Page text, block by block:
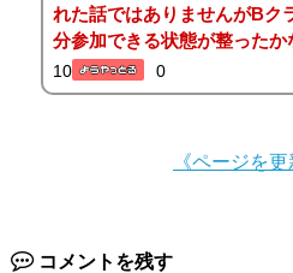
れた話ではありませんがBク
分参加できる状態が整ったか
10 0
《ページを更
コメントを残す